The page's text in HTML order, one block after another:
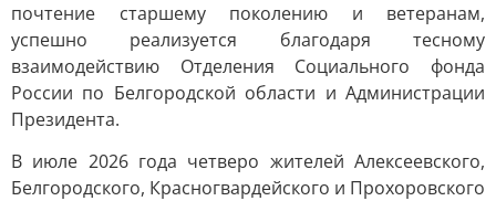
почтение старшему поколению и ветеранам,
успешно реализуется благодаря тесному
взаимодействию Отделения Социального фонда
России по Белгородской области и Администрации
Президента.
В июле 2026 года четверо жителей Алексеевского,
Белгородского, Красногвардейского и Прохоровского